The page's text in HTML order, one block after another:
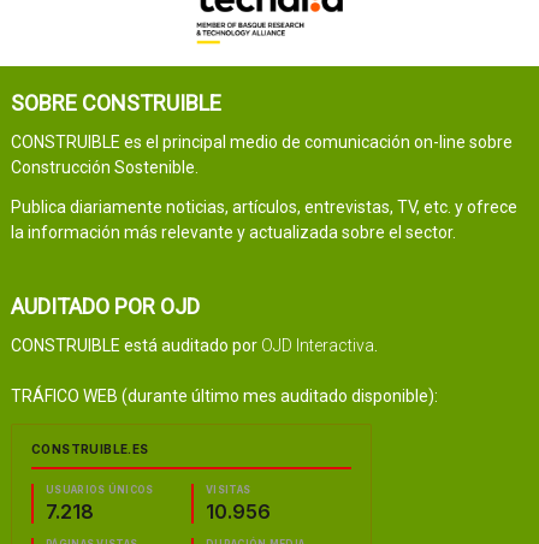
SOBRE CONSTRUIBLE
CONSTRUIBLE es el principal medio de comunicación on-line sobre
Construcción Sostenible.
Publica diariamente noticias, artículos, entrevistas, TV, etc. y ofrece
la información más relevante y actualizada sobre el sector.
AUDITADO POR OJD
CONSTRUIBLE está auditado por OJD Interactiva
TRÁFICO WEB (durante último mes auditado disponible):